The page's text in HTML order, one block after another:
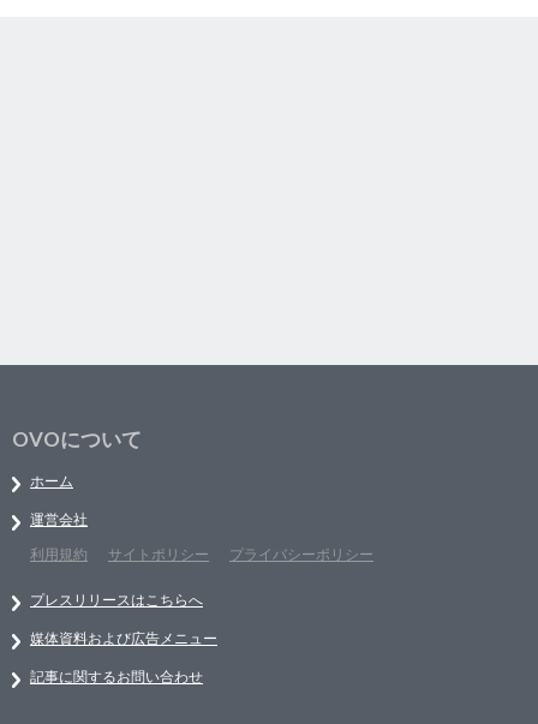
OVOについて
ホーム
運営会社
利用規約
サイトポリシー プライバシーポリシー
プレスリリースはこちらへ
媒体資料および広告メニュー
記事に関するお問い合わせ